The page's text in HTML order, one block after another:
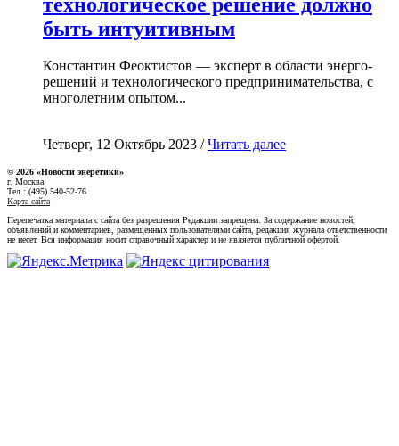
быть интуитивным
Константин Феоктистов — эксперт в области энерго-
решений и технологического предпринимательства, с
многолетним опытом...
Четверг, 12 Октябрь 2023 /Читать далее
© 2026 «Новости энеретики»
г. Москва
Тел.: (495) 540-52-76
Карта сайта
Перепечатка материала с сайта без разрешения Редакции запрещена. За содержание новостей,
объявлений и комментариев, размещенных пользователями сайта, редакция журнала ответственности
не несет. Вся информация носит справочный характер и не является публичной офертой.